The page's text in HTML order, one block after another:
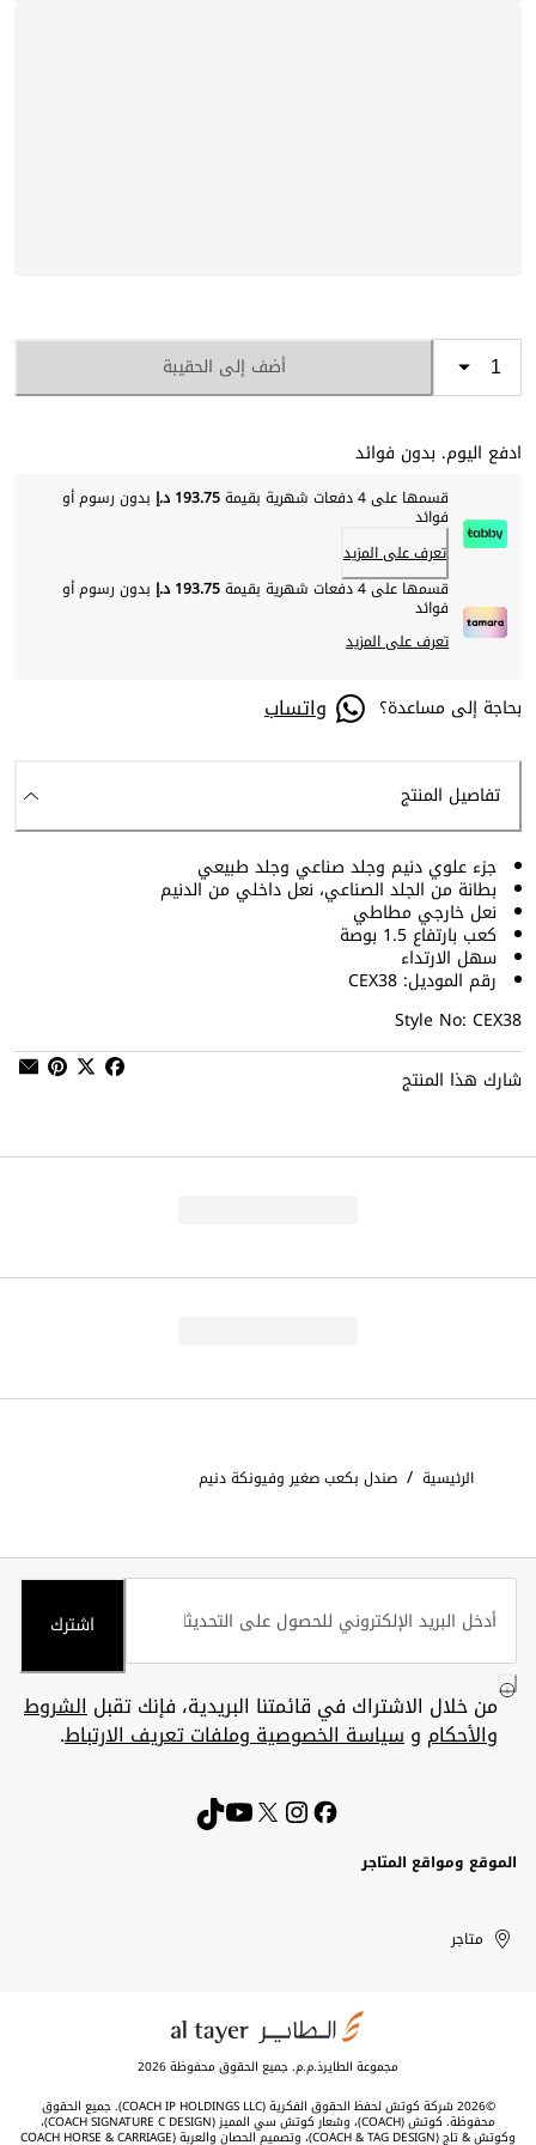
أضف إلى الحقيبة
ادفع اليوم. بدون فوائد
قسمها على 4 دفعات شهرية بقيمة 193.75 د.إ بدون رسوم أو
فوائد
تعرف على المزيد
قسمها على 4 دفعات شهرية بقيمة
193.75 د.إ بدون رسوم أو
فوائد
تعرف على المزيد
بحاجة إلى مساعدة؟ واتساب
تفاصيل المنتج
جزء علوي دنيم وجلد صناعي وجلد طبيعي
بطانة من الجلد الصناعي، نعل داخلي من الدنيم
نعل خارجي مطاطي
كعب بارتفاع 1.5 بوصة
سهل الارتداء
رقم الموديل: CEX38
Style No: CEX38
شارك هذا المنتج
الرئيسية / صندل بكعب صغير وفيونكة دنيم
اشترك
من خلال الاشتراك في قائمتنا البريدية، فإنك تقبلالشروط
والأحكام وسياسة الخصوصية وملفات تعريف الارتباط.
الموقع ومواقع المتاجر
United
Arab
Kuwait
الإمارات
العربية
الكويت
متاجر
مجموعة الطايرذ.م.م. جميع الحقوق محفوظة 2026
©2026 شركة كوتش لحفظ الحقوق الفكرية (COACH IP HOLDINGS LLC). جميع الحقوق
محفوظة. كوتش (COACH)، وشعار كوتش سي المميز (COACH SIGNATURE C DESIGN)،
وكوتش & تاج (COACH & TAG DESIGN)، وتصميم الحصان والعربة (COACH HORSE & CARRIAGE